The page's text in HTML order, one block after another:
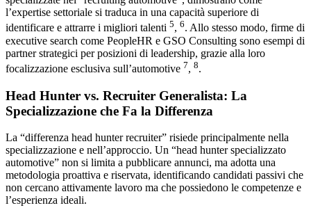
l’expertise settoriale si traduca in una capacità superiore di
identificare e attrarre i migliori talenti 5, 6. Allo stesso modo, firme di
executive search come PeopleHR e GSO Consulting sono esempi di
partner strategici per posizioni di leadership, grazie alla loro
focalizzazione esclusiva sull’automotive 7, 8.
Head Hunter vs. Recruiter Generalista: La
Specializzazione che Fa la Differenza
La “differenza head hunter recruiter” risiede principalmente nella
specializzazione e nell’approccio. Un “head hunter specializzato
automotive” non si limita a pubblicare annunci, ma adotta una
metodologia proattiva e riservata, identificando candidati passivi che
non cercano attivamente lavoro ma che possiedono le competenze e
l’esperienza ideali.